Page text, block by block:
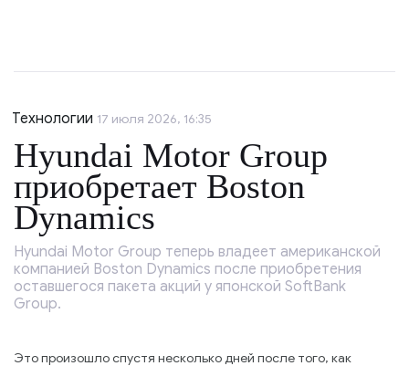
Технологии 17 июля 2026, 16:35
Hyundai Motor Group
приобретает Boston
Dynamics
Hyundai Motor Group теперь владеет американской
компанией Boston Dynamics после приобретения
оставшегося пакета акций у японской SoftBank
Group.
Это произошло спустя несколько дней после того, как